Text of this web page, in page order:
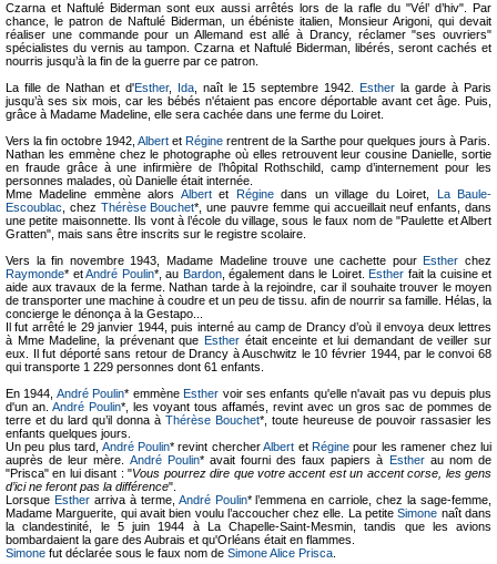
Czarna et Naftulé Biderman sont eux aussi arrêtés lors de la rafle du "Vél’ d’hiv". Par
chance, le patron de Naftulé Biderman, un ébéniste italien, Monsieur Arigoni, qui devait
réaliser une commande pour un Allemand est allé à Drancy, réclamer "ses ouvriers"
spécialistes du vernis au tampon. Czarna et Naftulé Biderman, libérés, seront cachés et
nourris jusqu’à la fin de la guerre par ce patron.
La fille de Nathan et d'Esther, Ida, naît le 15 septembre 1942.Esther la garde à Paris
jusqu’à ses six mois, car les bébés n'étaient pas encore déportable avant cet âge. Puis,
grâce à Madame Madeline, elle sera cachée dans une ferme du Loiret.
Vers la fin octobre 1942, Albert et Régine rentrent de la Sarthe pour quelques jours à Paris.
Nathan les emmène chez le photographe où elles retrouvent leur cousine Danielle, sortie
en fraude grâce à une infirmière de l’hôpital Rothschild, camp d’internement pour les
personnes malades, où Danielle était internée.
Mme Madeline emmène alors Albertet Réginedans un village du Loiret, La Baule-
Escoublac , chez Thérèse Bouchet*, une pauvre femme qui accueillait neuf enfants, dans
une petite maisonnette. Ils vont à l’école du village, sous le faux nom de "Paulette et Albert
Gratten", mais sans être inscrits sur le registre scolaire.
Vers la fin novembre 1943, Madame Madeline trouve une cachette pourEsther chez
Raymonde* etAndré Poulin*, au Bardon, également dans le Loiret. Esther fait la cuisine et
aide aux travaux de la ferme. Nathan tarde à la rejoindre, car il souhaite trouver le moyen
de transporter une machine à coudre et un peu de tissu. afin de nourrir sa famille. Hélas, la
concierge le dénonça à la Gestapo...
Il fut arrêté le 29 janvier 1944, puis interné au camp de Drancy d’où il envoya deux lettres
à Mme Madeline, la prévenant que Estherétait enceinte et lui demandant de veiller sur
eux. Il fut déporté sans retour de Drancy à Auschwitz le 10 février 1944, par le convoi 68
qui transporte 1 229 personnes dont 61 enfants.
En 1944, André Poulin* emmèneEsther voir ses enfants qu'elle n'avait pas vu depuis plus
d'un an. André Poulin*, les voyant tous affamés, revint avec un gros sac de pommes de
terre et du lard qu’il donna à Thérèse Bouchet*, toute heureuse de pouvoir rassasier les
enfants quelques jours.
Un peu plus tard, André Poulin* revint chercherAlbert etRégine pour les ramener chez lui
auprès de leur mère. André Poulin* avait fourni des faux papiers à Estherau nom de
"Prisca" en lui disant : "Vous pourrez dire que votre accent est un accent corse, les gens
d’ici ne feront pas la différence".
Lorsque Estherarriva à terme, André Poulin* l’emmena en carriole, chez la sage-femme,
Madame Marguerite, qui avait bien voulu l’accoucher chez elle. La petiteSimone naît dans
la clandestinité, le 5 juin 1944 à La Chapelle-Saint-Mesmin, tandis que les avions
bombardaient la gare des Aubrais et qu'Orléans était en flammes.
Simone fut déclarée sous le faux nom de Simone Alice Prisca